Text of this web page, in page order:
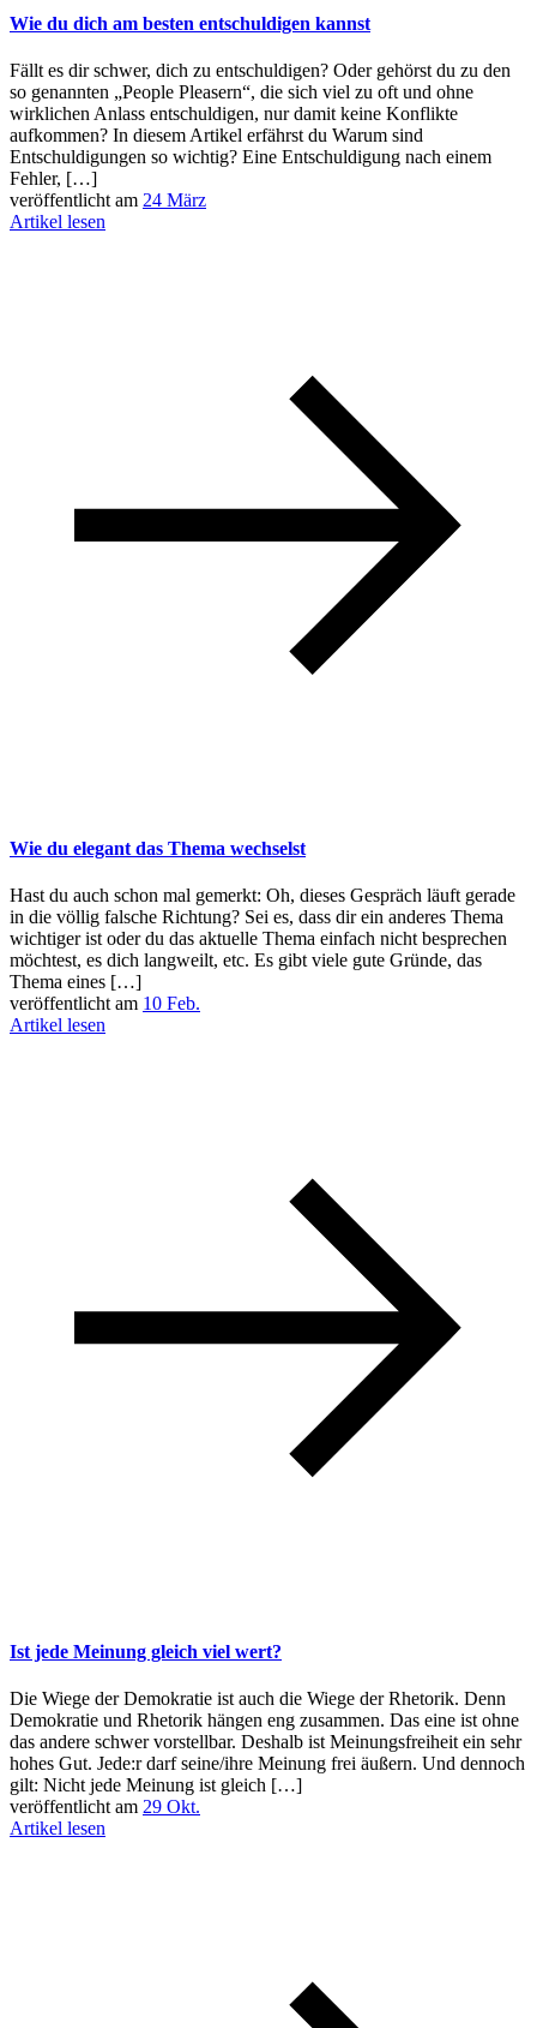
Wie du dich am besten entschuldigen kannst
Fällt es dir schwer, dich zu entschuldigen? Oder gehörst du zu den
so genannten „People Pleasern“, die sich viel zu oft und ohne
wirklichen Anlass entschuldigen, nur damit keine Konflikte
aufkommen? In diesem Artikel erfährst du Warum sind
Entschuldigungen so wichtig? Eine Entschuldigung nach einem
Fehler, […]
veröffentlicht am 24 März
Artikel lesen
Wie du elegant das Thema wechselst
Hast du auch schon mal gemerkt: Oh, dieses Gespräch läuft gerade
in die völlig falsche Richtung? Sei es, dass dir ein anderes Thema
wichtiger ist oder du das aktuelle Thema einfach nicht besprechen
möchtest, es dich langweilt, etc. Es gibt viele gute Gründe, das
Thema eines […]
veröffentlicht am 10 Feb.
Artikel lesen
Ist jede Meinung gleich viel wert?
Die Wiege der Demokratie ist auch die Wiege der Rhetorik. Denn
Demokratie und Rhetorik hängen eng zusammen. Das eine ist ohne
das andere schwer vorstellbar. Deshalb ist Meinungsfreiheit ein sehr
hohes Gut. Jede:r darf seine/ihre Meinung frei äußern. Und dennoch
gilt: Nicht jede Meinung ist gleich […]
veröffentlicht am 29 Okt.
Artikel lesen